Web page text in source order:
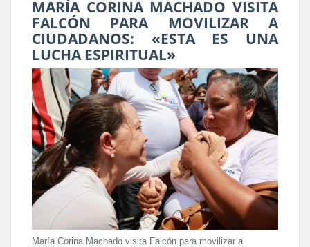
MARÍA CORINA MACHADO VISITA
FALCÓN PARA MOVILIZAR A
CIUDADANOS: «ESTA ES UNA
LUCHA ESPIRITUAL»
María Corina Machado visita Falcón para movilizar a